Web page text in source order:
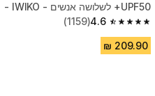
UPF50+ לשלושה אנשים - IWIKO -
כחול
4.6
4.6 out of 5 stars from 1159 reviews
(1159)